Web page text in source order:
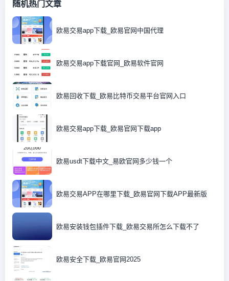
随机热门文章
欧易交易app下载_欧易官网中国代理
欧易交易app下载官网_欧易软件官网
欧易回收下载_欧易比特币交易平台官网入口
欧易交易app下载_欧易官网下载app
欧易usdt下载中文_易欧官网多少钱一个
欧易交易APP在哪里下载_欧易官网下载APP最新版
欧易安装钱包插件下载_欧易交易所怎么下载不了
欧易安全下载_欧易官网2025